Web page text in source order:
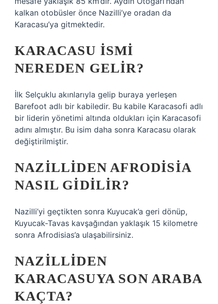
kalkan otobüsler önce Nazilli’ye oradan da
Karacasu’ya gitmektedir.
KARACASU ISMI
NEREDEN GELIR?
İlk Selçuklu akınlarıyla gelip buraya yerleşen
Barefoot adlı bir kabiledir. Bu kabile Karacasofi adlı
bir liderin yönetimi altında oldukları için Karacasofi
adını almıştır. Bu isim daha sonra Karacasu olarak
değiştirilmiştir.
NAZILLIDEN AFRODISIA
NASIL GIDILIR?
Nazilli’yi geçtikten sonra Kuyucak’a geri dönüp,
Kuyucak-Tavas kavşağından yaklaşık 15 kilometre
sonra Afrodisias’a ulaşabilirsiniz.
NAZILLIDEN
KARACASUYA SON ARABA
KAÇTA?